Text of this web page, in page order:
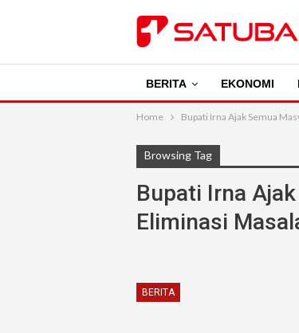
BERITA EKONOMI
Home Bupati Irna Ajak Semua
Browsing Tag
Bupati Irna
Eliminasi
BERITA